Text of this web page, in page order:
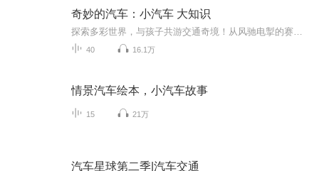
奇妙的汽车：小汽车 大知识
40 16.1万
情景汽车绘本，小汽车故事
15 21万
汽车星球第二季|汽车交通